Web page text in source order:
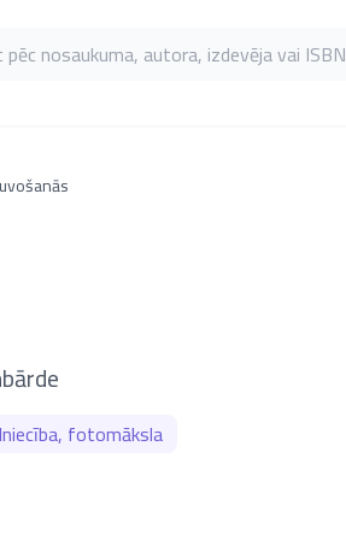
pēc nosaukuma, autora, izdevēja vai ISBN
fotomāksla